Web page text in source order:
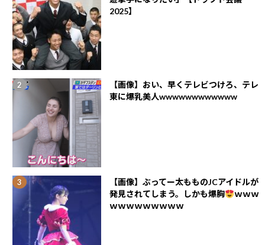
2025】
【画像】おい、早くテレビつけろ、テレ
東に爆乳美人wwwwwwwwwwww
【画像】ぶってー太もものJCアイドルが
発見されてしまう。しかも爆胸
ｗｗｗ
ｗｗｗｗｗｗｗｗｗ